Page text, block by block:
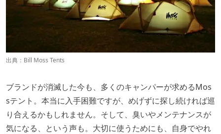
出典： Bill Moss Tents
ブランドが消滅した今も、多くのキャンパーが求めるMos
sテント。本当に入手困難ですが、めげずに探し続ければ巡
り合えるかもしれません。そして、臭いやメンテナンスが
気になる、という声も。大切に使うためにも、自身でやれ